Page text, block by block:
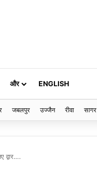
और ENGLISH
जबलपुर उज्जैन रीवा सागर
द्वार….